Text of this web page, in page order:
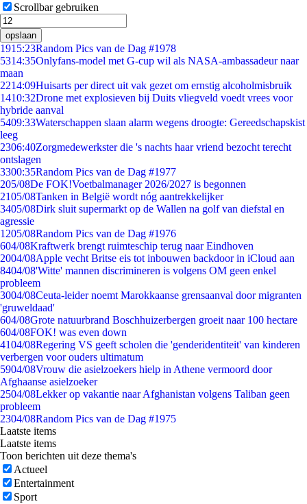
Scrollbar gebruiken
opslaan
1915:23Random Pics van de Dag #1978
5314:35Onlyfans-model met G-cup wil als NASA-ambassadeur naar
maan
2214:09Huisarts per direct uit vak gezet om ernstig alcoholmisbruik
1410:32Drone met explosieven bij Duits vliegveld voedt vrees voor
hybride aanval
5409:33Waterschappen slaan alarm wegens droogte: Gereedschapskist
leeg
2306:40Zorgmedewerkster die 's nachts haar vriend bezocht terecht
ontslagen
3300:35Random Pics van de Dag #1977
205/08De FOK!Voetbalmanager 2026/2027 is begonnen
2105/08Tanken in België wordt nóg aantrekkelijker
3405/08Dirk sluit supermarkt op de Wallen na golf van diefstal en
agressie
1205/08Random Pics van de Dag #1976
604/08Kraftwerk brengt ruimteschip terug naar Eindhoven
2004/08Apple vecht Britse eis tot inbouwen backdoor in iCloud aan
8404/08'Witte' mannen discrimineren is volgens OM geen enkel
probleem
3004/08Ceuta-leider noemt Marokkaanse grensaanval door migranten
'gruweldaad'
604/08Grote natuurbrand Boschhuizerbergen groeit naar 100 hectare
604/08FOK! was even down
4104/08Regering VS geeft scholen die 'genderidentiteit' van kinderen
verbergen voor ouders ultimatum
5904/08Vrouw die asielzoekers hielp in Athene vermoord door
Afghaanse asielzoeker
2504/08Lekker op vakantie naar Afghanistan volgens Taliban geen
probleem
2304/08Random Pics van de Dag #1975
Laatste items
Laatste items
Toon berichten uit deze thema's
Actueel
Entertainment
Sport